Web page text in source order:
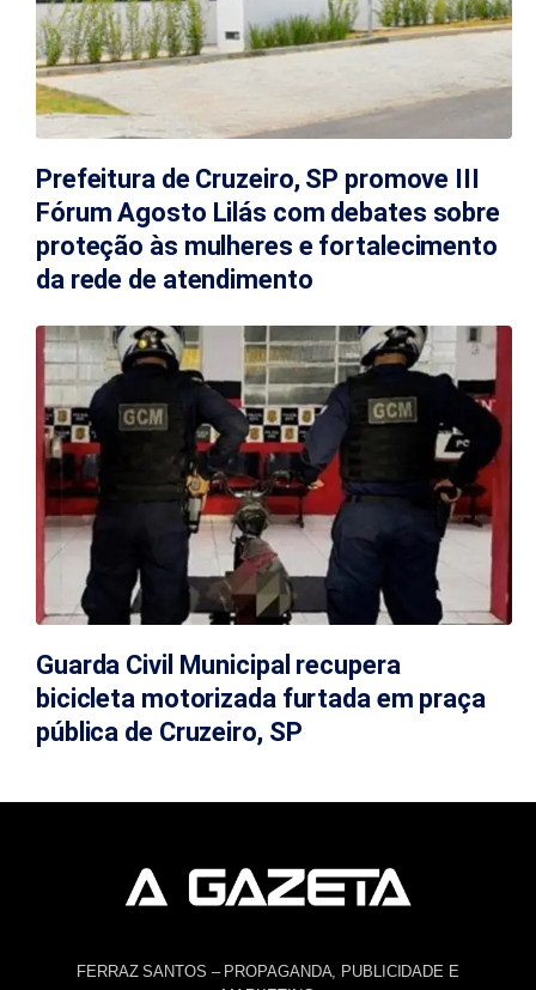
Prefeitura de Cruzeiro, SP promove III
Fórum Agosto Lilás com debates sobre
proteção às mulheres e fortalecimento
da rede de atendimento
Guarda Civil Municipal recupera
bicicleta motorizada furtada em praça
pública de Cruzeiro, SP
FERRAZ SANTOS – PROPAGANDA, PUBLICIDADE E